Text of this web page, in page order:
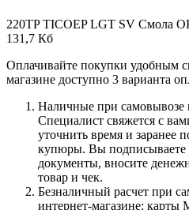
220TP TICOEP LGT SV Смола
131,7 Кб
Оплачивайте покупки удобным
магазине доступно 3 варианта
Наличные при самовывозе
Специалист свяжется с
уточнить время и заранее
купюры. Вы подписываете
документы, вносите
товар и чек.
Безналичный расчет при
интернет-магазине: карты